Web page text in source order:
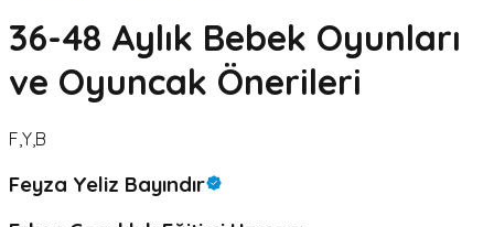
36-48 Aylık Bebek Oyunları
ve Oyuncak Önerileri
F,Y,B
Feyza Yeliz Bayındır